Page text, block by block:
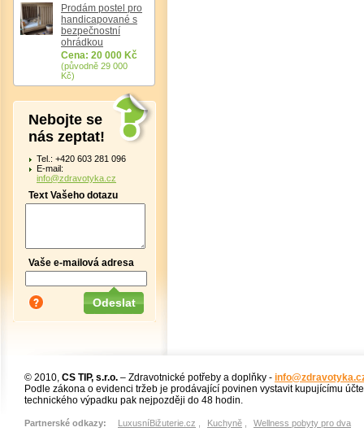
Prodám postel pro
handicapované s
bezpečnostní
ohrádkou
Cena: 20 000 Kč
(původně 29 000
Kč)
Nebojte se
nás zeptat!
Tel.: +420 603 281 096
E-mail:
info@zdravotyka.cz
Text Vašeho dotazu
Vaše e-mailová adresa
© 2010, CS TIP, s.r.o. – Zdravotnické potřeby a doplňky -
Podle zákona o evidenci tržeb je prodávající povinen vystavit kupujícímu
technického výpadku pak nejpozději do 48 hodin.
Partnerské odkazy: LuxusníBižuterie.cz Kuchyně Wellness pobyty pro dva